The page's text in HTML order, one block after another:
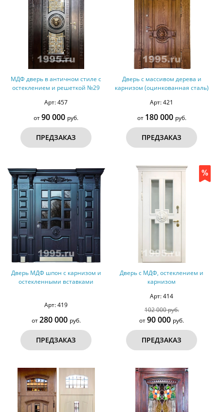
МДФ дверь в античном стиле с
остеклением и решеткой №29
Арт: 457
от90 000 руб.
ПРЕДЗАКАЗ
Дверь с массивом дерева и
карнизом (оцинкованная сталь)
Арт: 421
от 180 000 руб.
ПРЕДЗАКАЗ
Дверь МДФ шпон с карнизом и
остекленными вставками
Арт: 419
от280 000 руб.
ПРЕДЗАКАЗ
Дверь с МДФ, остеклением и
карнизом
Арт: 414
102 000 руб.
от90 000 руб.
ПРЕДЗАКАЗ